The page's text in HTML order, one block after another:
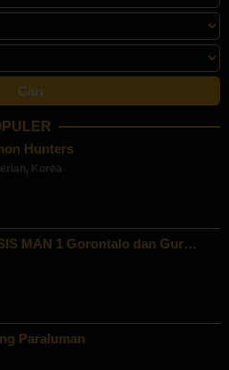
Hunters
, Korea
MAN 1 Gorontalo dan Gur…
Paraluman